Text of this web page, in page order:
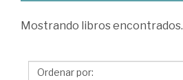
Bazán
Iñaki
Mostrando libros encontrados.